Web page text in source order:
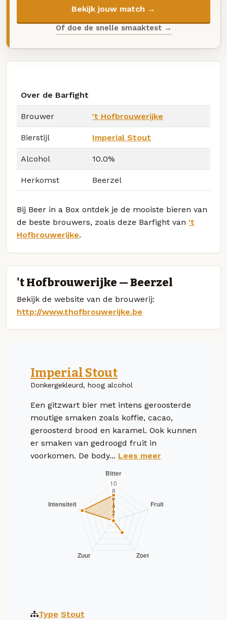
Bekijk jouw match →
Of doe de snelle smaaktest →
Over de Barfight
Brouwer 't Hofbrouwerijke
Bierstijl Imperial Stout
Alcohol 10.0%
Herkomst Beerzel
Bij Beer in a Box ontdek je de mooiste bieren van
de beste brouwers, zoals deze Barfight van 't
Hofbrouwerijke.
't Hofbrouwerijke — Beerzel
Bekijk de website van de brouwerij:
http://www.thofbrouwerijke.be
Imperial Stout
Donkergekleurd, hoog alcohol
Een gitzwart bier met intens geroosterde
moutige smaken zoals koffie, cacao,
geroosterd brood en karamel. Ook kunnen
er smaken van gedroogd fruit in
voorkomen. De body... Lees meer
Type Stout